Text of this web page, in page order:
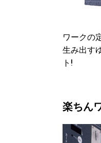
ワークの
生み出す
ト!
楽ちん